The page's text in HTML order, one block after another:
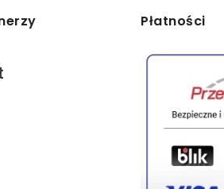
Płatności